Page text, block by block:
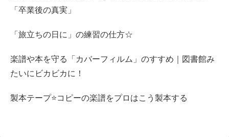
「卒業後の真実」
「旅立ちの日に」の練習の仕方☆
楽譜や本を守る「カバーフィルム」のすすめ｜図書館み
たいにビカビカに！
製本テープ⭐️コピーの楽譜をプロはこう製本する